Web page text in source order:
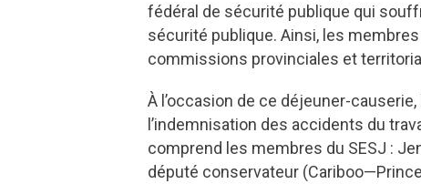
fédéral de sécurité publique qui
sécurité publique. Ainsi, les
commissions provinciales et
À l’occasion de ce déjeuner-
l’indemnisation des accidents du
comprend les membres du SESJ :
député conservateur